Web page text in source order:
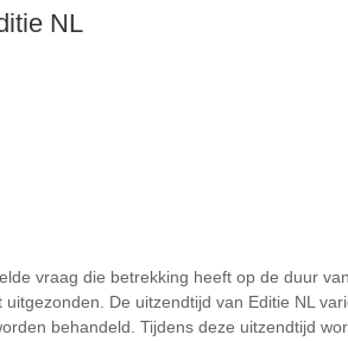
NL
vraag die betrekking heeft op de duur
De uitzendtijd van Editie NL
behandeld. Tijdens deze uitzendtijd